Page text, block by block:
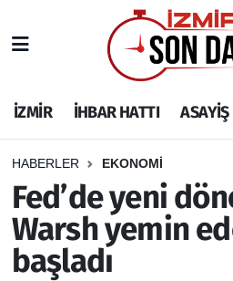
İZMİR İHBAR HATTI ASAYİŞ
HABERLER EKONOMİ
Fed’de yeni
Warsh yemin
başladı
İHBAR HATTI
DEPREM
GENEL
EKONOMİ
İzmir Nöbetçi Eczaneler
İzmir Hava Durumu
İzmir Namaz Vakitleri
İzmir Trafik Yoğunluk
Puan Durumu ve Fikstür